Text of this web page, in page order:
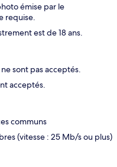
émise par le
requise.
est de 18 ans.
sont pas acceptés.
acceptés.
communs
(vitesse : 25 Mb/s ou plus)